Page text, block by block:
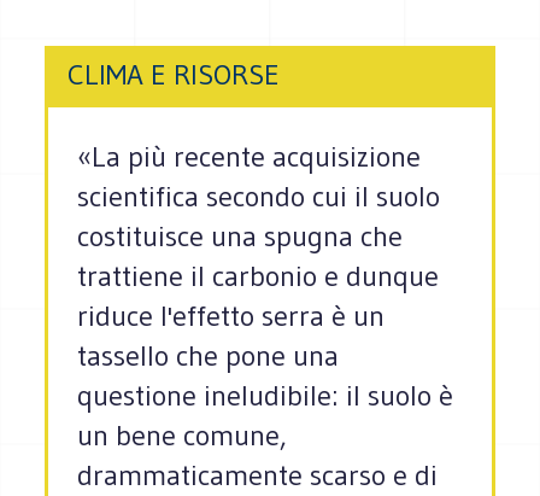
CLIMA E RISORSE
«La più recente acquisizione
scientifica secondo cui il suolo
costituisce una spugna che
trattiene il carbonio e dunque
riduce l'effetto serra è un
tassello che pone una
questione ineludibile: il suolo è
un bene comune,
drammaticamente scarso e di